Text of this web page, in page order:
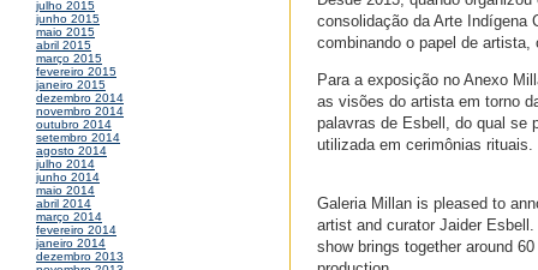
julho 2015
junho 2015
maio 2015
abril 2015
março 2015
fevereiro 2015
janeiro 2015
dezembro 2014
novembro 2014
outubro 2014
setembro 2014
agosto 2014
julho 2014
junho 2014
maio 2014
abril 2014
março 2014
fevereiro 2014
janeiro 2014
dezembro 2013
consolidação da Arte Indígena
combinando o papel de
Para a exposição no Anexo
as visões do artista em torno
palavras de Esbell, do qual se
utilizada em cerimônias rituais.
Galeria Millan is pleased to
artist and curator Jaider
show brings together around